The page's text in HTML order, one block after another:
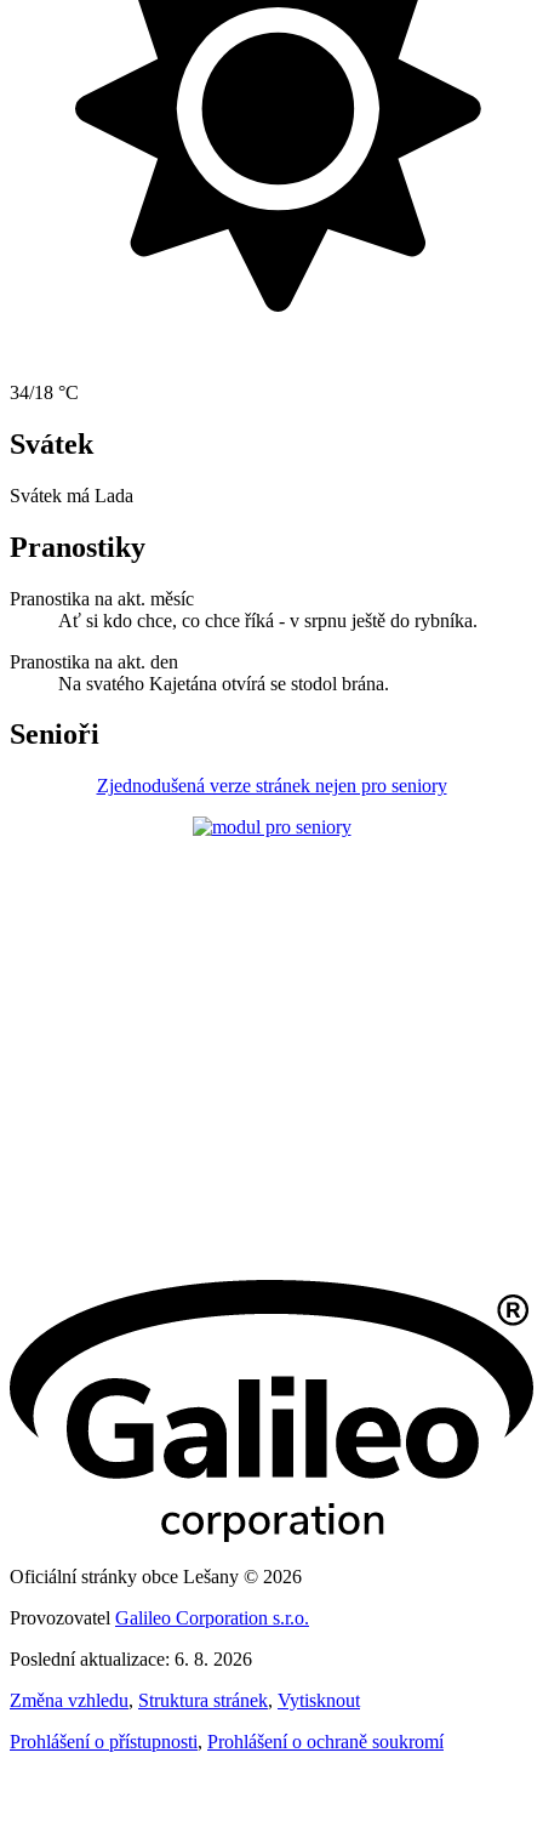
34/18 °C
Svátek
Svátek má Lada
Pranostiky
Pranostika na akt. měsíc
Ať si kdo chce, co chce říká - v srpnu ještě do rybníka.
Pranostika na akt. den
Na svatého Kajetána otvírá se stodol brána.
Senioři
Zjednodušená verze stránek nejen pro seniory
Oficiální stránky obce Lešany © 2026
Provozovatel Galileo Corporation s.r.o.
Poslední aktualizace: 6. 8. 2026
Změna vzhledu, Struktura stránek, Vytisknout
Prohlášení o přístupnosti, Prohlášení o ochraně soukromí